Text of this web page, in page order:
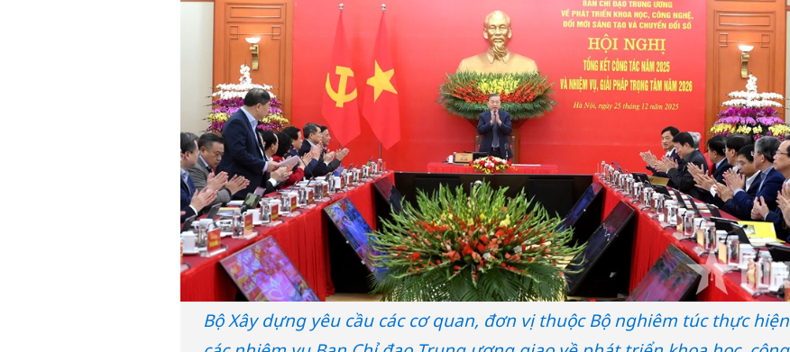
Bộ Xây dựng yêu cầu các cơ quan, đơn vị thuộc Bộ nghiêm túc thực hiện